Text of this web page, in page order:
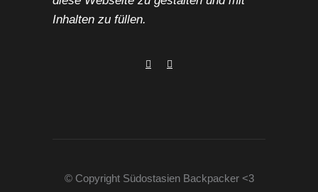
Inhalten zu füllen.
© Copyright Südostasien Backpacker <3